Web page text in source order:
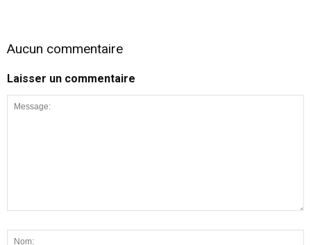
Aucun commentaire
Laisser un commentaire